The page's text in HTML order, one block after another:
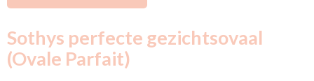
Sothys perfecte gezichtsovaal
(Ovale Parfait)